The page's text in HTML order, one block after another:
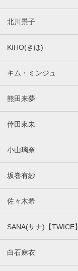
北川景子
KIHO(きほ)
キム・ミンジュ
熊田来夢
倖田來未
小山璃奈
坂巻有紗
佐々木希
SANA(サナ)【TWICE】
白石麻衣